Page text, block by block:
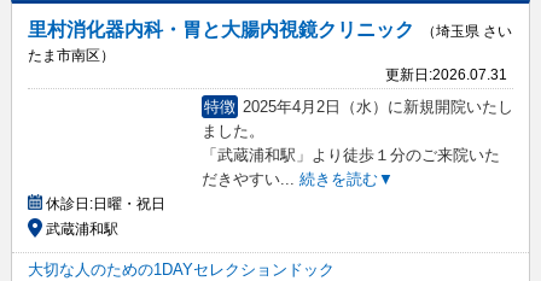
里村消化器内科・胃と大腸内視鏡クリニック
（埼玉県 さい
たま市南区）
更新日:2026.07.31
特徴 2025年4月2日（水）に新規開院いたし
ました。
「武蔵浦和駅」より徒歩１分のご来院いた
だきやすい... 続きを読む▼
休診日:日曜・祝日
武蔵浦和駅
大切な人のための1DAYセレクションドック